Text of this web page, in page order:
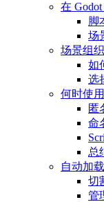
在
脚
场
场景组织
如
选
何时使
匿
命
总
自动加
切
管